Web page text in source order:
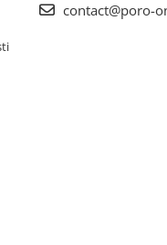
contact@poro-